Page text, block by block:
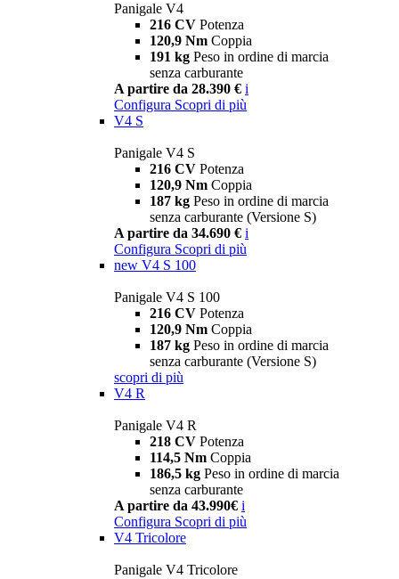
Panigale V4
216 CV Potenza
120,9 Nm Coppia
191 kg Peso in ordine di marcia
senza carburante
A partire da 28.390 € i
Configura Scopri di più
V4 S
Panigale V4 S
216 CV Potenza
120,9 Nm Coppia
187 kg Peso in ordine di marcia
senza carburante (Versione S)
A partire da 34.690 € i
Configura Scopri di più
new V4 S 100
Panigale V4 S 100
216 CV Potenza
120,9 Nm Coppia
187 kg Peso in ordine di marcia
senza carburante (Versione S)
scopri di più
V4 R
Panigale V4 R
218 CV Potenza
114,5 Nm Coppia
186,5 kg Peso in ordine di marcia
senza carburante
A partire da 43.990€ i
Configura Scopri di più
V4 Tricolore
Panigale V4 Tricolore